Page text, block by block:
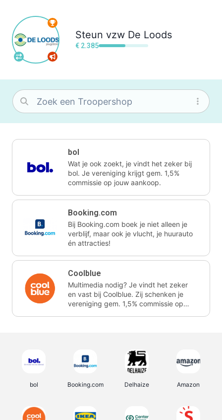
Steun vzw De Loods
€ 2.385
bol
Wat je ook zoekt, je vindt het zeker bij
bol. Je vereniging krijgt gem. 1,5%
commissie op jouw aankoop.
Booking.com
Bij Booking.com boek je niet alleen je
verblijf, maar ook je vlucht, je huurauto
én attracties!
Coolblue
Multimedia nodig? Je vindt het zeker
en vast bij Coolblue. Zij schenken je
vereniging gem. 1,5% commissie op
bol Booking.com Delhaize Amazon